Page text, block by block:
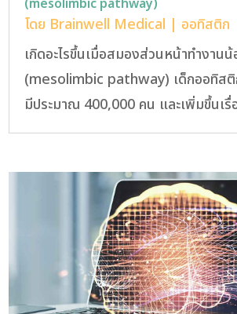
โดย Brainwell Medical | ออทิสติก
เกิดอะไรขึ้นเมื่อสมองส่วนหน้าทำงานน้
(mesolimbic pathway) เด็กออทิสติ
มีประมาณ 400,000 คน และเพิ่มขึ้นเรื่